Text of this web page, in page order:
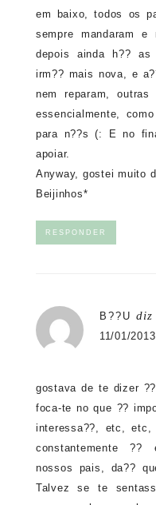
em baixo, todos os
sempre mandaram e
depois ainda h?? as
irm?? mais nova, e
nem reparam,
essencialmente,
para n??s (: E no
apoiar.
Anyway, gostei muito
Beijinhos*
RESPONDER
B??U diz
11/01/
gostava de te dizer
foca-te no que ??
interessa??, etc,
constantemente ??
nossos pais, da??
Talvez se te